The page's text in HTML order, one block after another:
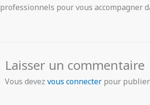
professionnels pour vous accompagner
Laisser un commentaire
Vous devezvous connecter pour